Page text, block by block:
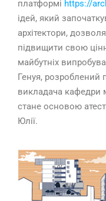
платформі https://
ідей, який
архітектори,
підвищити свою
майбутніх
Генуя, розроблений
викладача кафедри
стане основою
Юлії.